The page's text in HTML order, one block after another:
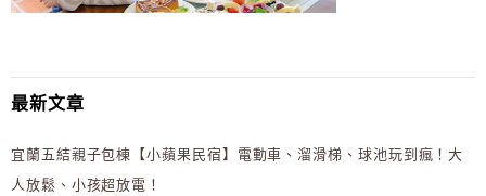
最新文章
宜蘭五結親子包棟【小蘋果民宿】電動車、溜滑梯、球池玩到瘋！大
人放鬆、小孩超放電！